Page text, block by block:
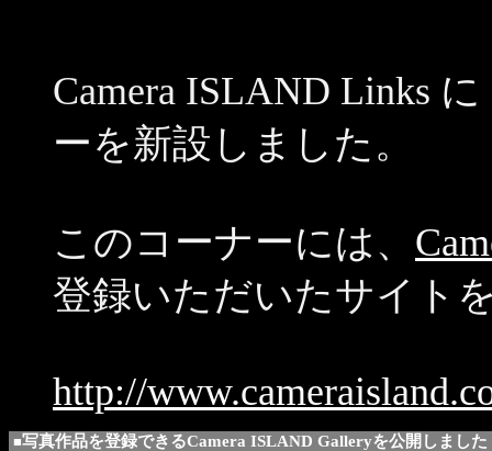
Camera ISLAND Links
ーを新設しました。
このコーナーには、
登録いただいたサイト
http://
■写真作品を登録できるCamera ISLAND Galleryを公開しました